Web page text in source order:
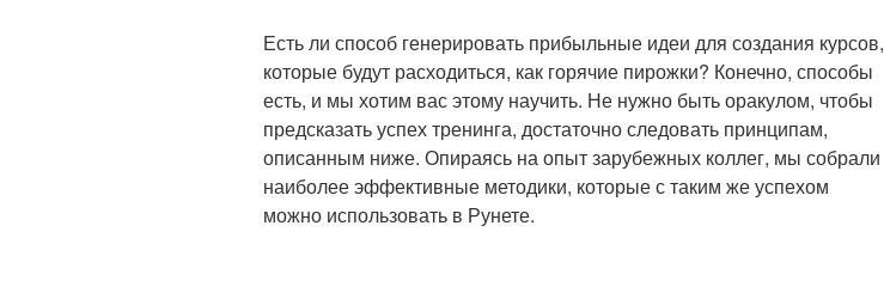
Есть ли способ генерировать прибыльные идеи для создания курсов,
которые будут расходиться, как горячие пирожки? Конечно, способы
есть, и мы хотим вас этому научить. Не нужно быть оракулом, чтобы
предсказать успех тренинга, достаточно следовать принципам,
описанным ниже. Опираясь на опыт зарубежных коллег, мы собрали
наиболее эффективные методики, которые с таким же успехом
можно использовать в Рунете.